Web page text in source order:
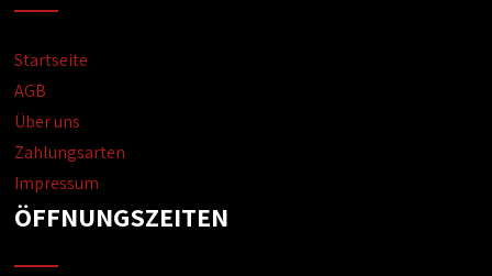
Startseite
AGB
Über uns
Zahlungsarten
Impressum
ÖFFNUNGSZEITEN